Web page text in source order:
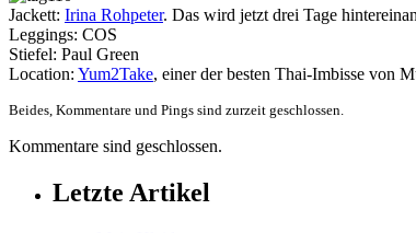
Jackett: Irina Rohpeter. Das wird jetzt drei Tage
Leggings: COS
Stiefel: Paul Green
Location: Yum2Take, einer der besten Thai-Imbisse von
Beides, Kommentare und Pings sind zurzeit geschlossen.
Kommentare sind geschlossen.
Letzte Artikel